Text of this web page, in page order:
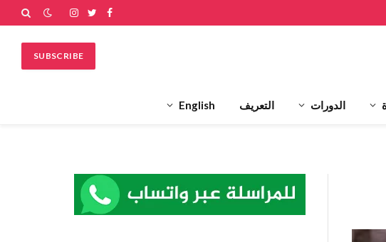
فيسبوك
تويترالانستغرام
SUBSCRIBE
الدورات التعريف English